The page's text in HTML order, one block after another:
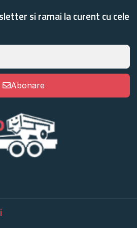
si ramai la curent cu cele
Abonare